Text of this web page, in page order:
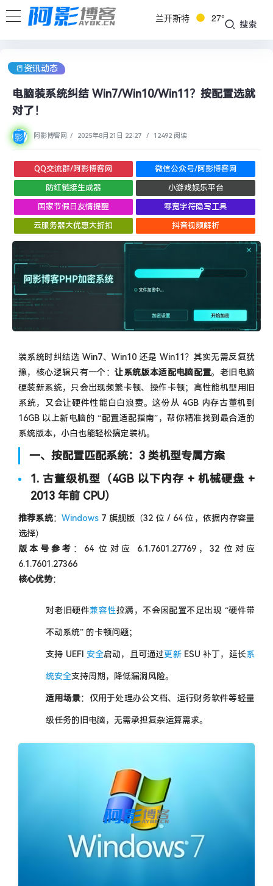
兰开斯特 27°
搜索
📒资讯动态
电脑装系统纠结 Win7/Win10/Win11？按配置选就
对了！
阿影博客网 / 2025年8月21日 22:27 / 12492 阅读
QQ交流群/阿影博客网 微信公众号/阿影博客网
防红链接生成器 小游戏娱乐平台
国家节假日友情提醒 零宽字符隐写工具
云服务器大优惠大折扣 抖音视频解析
装系统时纠结选 Win7、Win10 还是 Win11？其实无需反复犹
豫，核心逻辑只有一个：让系统版本适配电脑配置。老旧电脑
硬装新系统，只会出现频繁卡顿、操作卡顿；高性能机型用旧
系统，又会让硬件性能白白浪费。这份从 4GB 内存古董机到
16GB 以上新电脑的 “配置适配指南”，帮你精准找到最合适的
系统版本，小白也能轻松搞定装机。
一、按配置匹配系统：3 类机型专属方案
1. 古董级机型（4GB 以下内存 + 机械硬盘 +
2013 年前 CPU）
推荐系统：Windows 7 旗舰版（32 位 / 64 位，依据内存容量
选择）
版本号参考 ：64 位对应 6.1.7601.27769，32 位对应
6.1.7601.27366
核心优势：
对老旧硬件兼容性拉满，不会因配置不足出现 “硬件带
不动系统” 的卡顿问题；
支持 UEFI 安全启动，且可通过更新ESU 补丁，延长系
统安全支持周期，降低漏洞风险。
适用场景：仅用于处理办公文档、运行财务软件等轻量
级任务的旧电脑，无需承担复杂运算需求。